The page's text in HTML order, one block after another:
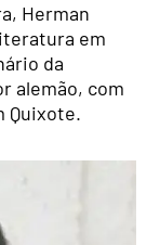
Herman
em
da
alemão, com
Quixote.